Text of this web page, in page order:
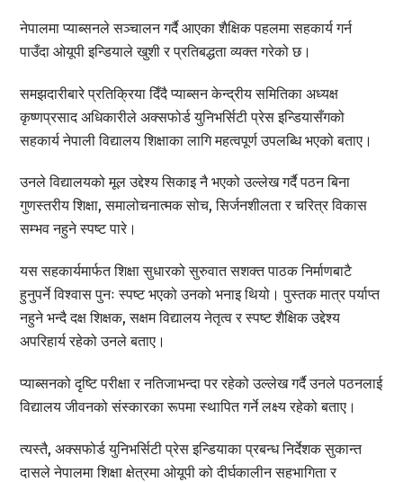
नेपालमा प्याब्सनले सञ्चालन गर्दै आएका शैक्षिक पहलमा सहकार्य गर्न
पाउँदा ओयूपी इन्डियाले खुशी र प्रतिबद्धता व्यक्त गरेको छ।
समझदारीबारे प्रतिक्रिया दिँदै प्याब्सन केन्द्रीय समितिका अध्यक्ष
कृष्णप्रसाद अधिकारीले अक्सफोर्ड युनिभर्सिटी प्रेस इन्डियासँगको
सहकार्य नेपाली विद्यालय शिक्षाका लागि महत्वपूर्ण उपलब्धि भएको बताए।
उनले विद्यालयको मूल उद्देश्य सिकाइ नै भएको उल्लेख गर्दै पठन बिना
गुणस्तरीय शिक्षा, समालोचनात्मक सोच, सिर्जनशीलता र चरित्र विकास
सम्भव नहुने स्पष्ट पारे।
यस सहकार्यमार्फत शिक्षा सुधारको सुरुवात सशक्त पाठक निर्माणबाटै
हुनुपर्ने विश्वास पुनः स्पष्ट भएको उनको भनाइ थियो। पुस्तक मात्र पर्याप्त
नहुने भन्दै दक्ष शिक्षक, सक्षम विद्यालय नेतृत्व र स्पष्ट शैक्षिक उद्देश्य
अपरिहार्य रहेको उनले बताए।
प्याब्सनको दृष्टि परीक्षा र नतिजाभन्दा पर रहेको उल्लेख गर्दै उनले पठनलाई
विद्यालय जीवनको संस्कारका रूपमा स्थापित गर्ने लक्ष्य रहेको बताए।
त्यस्तै, अक्सफोर्ड युनिभर्सिटी प्रेस इन्डियाका प्रबन्ध निर्देशक सुकान्त
दासले नेपालमा शिक्षा क्षेत्रमा ओयूपी को दीर्घकालीन सहभागिता र